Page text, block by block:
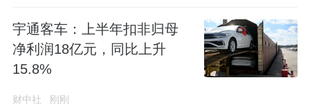
宇通客车：上半年扣非归母
净利润18亿元，同比上升
15.8%
财中社 刚刚